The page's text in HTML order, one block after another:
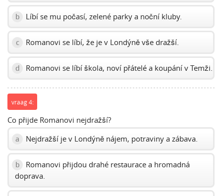
b Líbí se mu počasí, zelené parky a noční kluby.
c Romanovi se líbí, že je v Londýně vše dražší.
d Romanovi se líbí škola, noví přátelé a koupání v Temži.
vraag 4:
Co přijde Romanovi nejdražší?
a Nejdražší je v Londýně nájem, potraviny a zábava.
b
Romanovi přijdou drahé restaurace a hromadná
doprava.